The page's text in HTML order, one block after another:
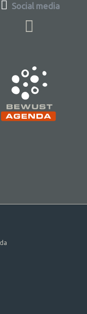
Social media